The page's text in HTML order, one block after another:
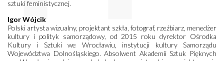
sztuki feministycznej.
Igor Wójcik
Polski artysta wizualny, projektant szkła, fotograf, rzeźbiarz, menedżer
kultury i polityk samorządowy, od 2015 roku dyrektor Ośrodka
Kultury i Sztuki we Wrocławiu, instytucji kultury Samorządu
Województwa Dolnośląskiego. Absolwent Akademii Sztuk Pięknych